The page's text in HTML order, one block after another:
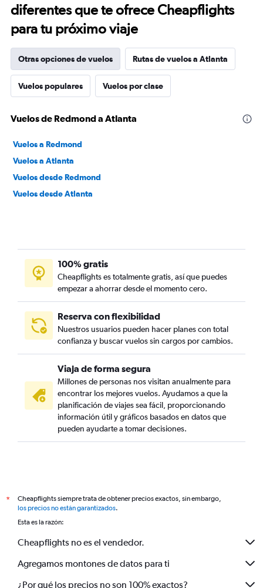
diferentes que te ofrece Cheapflights
para tu próximo viaje
Otras opciones de vuelos Rutas de vuelos a Atlanta
Vuelos populares Vuelos por clase
Vuelos de Redmond a Atlanta
Vuelos a Redmond
Vuelos a Atlanta
Vuelos desde Redmond
Vuelos desde Atlanta
100% gratis
Cheapflights es totalmente gratis, así que puedes
empezar a ahorrar desde el momento cero.
Reserva con flexibilidad
Nuestros usuarios pueden hacer planes con total
confianza y buscar vuelos sin cargos por cambios.
Viaja de forma segura
Millones de personas nos visitan anualmente para
encontrar los mejores vuelos. Ayudamos a que la
planificación de viajes sea fácil, proporcionando
información útil y gráficos basados en datos que
pueden ayudarte a tomar decisiones.
*
Cheapflights siempre trata de obtener precios exactos, sin embargo,
los precios no están garantizados.
Esta es la razón:
Cheapflights no es el vendedor.
Agregamos montones de datos para ti
¿Por qué los precios no son 100% exactos?